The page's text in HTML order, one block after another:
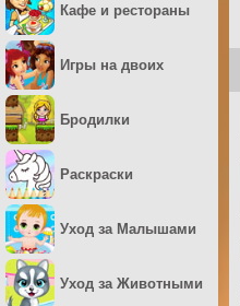
Кафе и рестораны
Игры на двоих
Бродилки
Раскраски
Уход за Малышами
Уход за Животными